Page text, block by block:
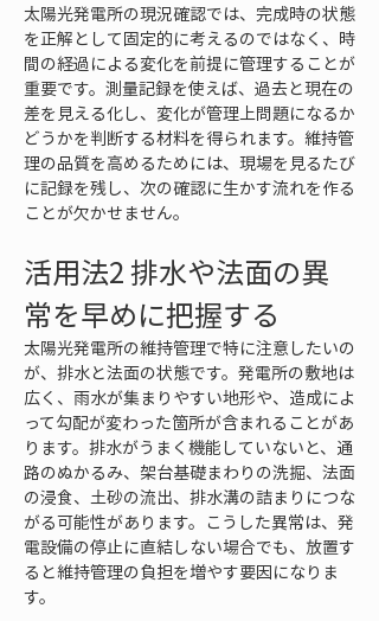
太陽光発電所の現況確認では、完成時の状態
を正解として固定的に考えるのではなく、時
間の経過による変化を前提に管理することが
重要です。測量記録を使えば、過去と現在の
差を見える化し、変化が管理上問題になるか
どうかを判断する材料を得られます。維持管
理の品質を高めるためには、現場を見るたび
に記録を残し、次の確認に生かす流れを作る
ことが欠かせません。
活用法2 排水や法面の異
常を早めに把握する
太陽光発電所の維持管理で特に注意したいの
が、排水と法面の状態です。発電所の敷地は
広く、雨水が集まりやすい地形や、造成によ
って勾配が変わった箇所が含まれることがあ
ります。排水がうまく機能していないと、通
路のぬかるみ、架台基礎まわりの洗掘、法面
の浸食、土砂の流出、排水溝の詰まりにつな
がる可能性があります。こうした異常は、発
電設備の停止に直結しない場合でも、放置す
ると維持管理の負担を増やす要因になりま
す。